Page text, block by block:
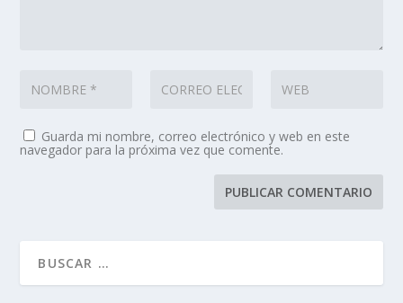
Guarda mi nombre, correo electrónico y web en este
navegador para la próxima vez que comente.